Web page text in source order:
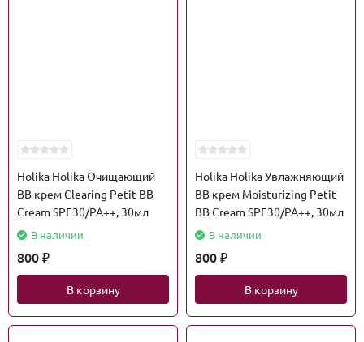
Holika Holika Очищающий
ВВ крем Clearing Petit BB
Cream SPF30/PA++, 30мл
В наличии
800 ₽
В корзину
Holika Holika Увлажняющий
ВВ крем Moisturizing Petit
BB Cream SPF30/PA++, 30мл
В наличии
800 ₽
В корзину